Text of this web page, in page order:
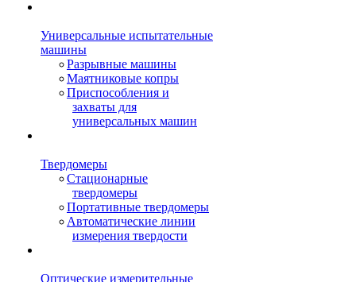
Универсальные испытательные
машины
Разрывные машины
Маятниковые копры
Приспособления и
захваты для
универсальных машин
Твердомеры
Стационарные
твердомеры
Портативные твердомеры
Автоматические линии
измерения твердости
Оптические измерительные